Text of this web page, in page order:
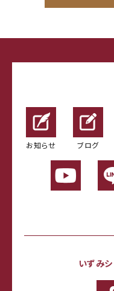
お知らせ ブログ
いずみ